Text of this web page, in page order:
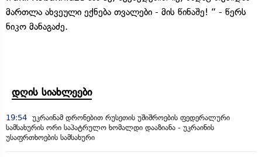
მართლა ახვეული ექნება თვალები - მის წინაშე! “ - წერს
ნიკო მანაგაძე.
დღის სიახლეები
19:54 უკრაინამ დრონებით რუსეთის უშიშროების ფედერალური
სამსახურის ორი საპატრულო ხომალდი დააზიანა - უკრაინის
უსაფრთხოების სამსახური